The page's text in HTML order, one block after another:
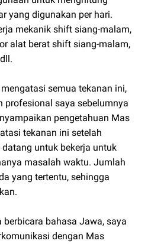
yang digunakan per hari.
mekanik shift siang-malam,
alat berat shift siang-malam,
semua tekanan ini,
profesional saya sebelumnya
pengetahuan Mas
tekanan ini setelah
untuk bekerja untuk
masalah waktu. Jumlah
yang tertentu, sehingga
bahasa Jawa, saya
dengan Mas